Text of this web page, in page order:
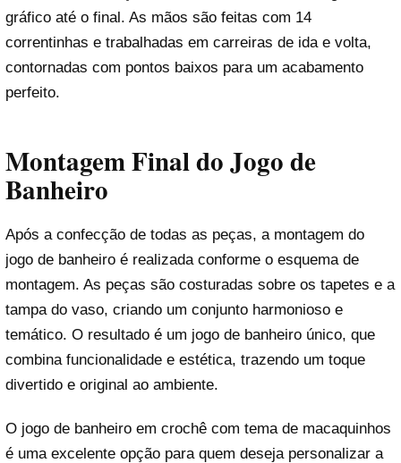
gráfico até o final. As mãos são feitas com 14
correntinhas e trabalhadas em carreiras de ida e volta,
contornadas com pontos baixos para um acabamento
perfeito.
Montagem Final do Jogo de
Banheiro
Após a confecção de todas as peças, a montagem do
jogo de banheiro é realizada conforme o esquema de
montagem. As peças são costuradas sobre os tapetes e a
tampa do vaso, criando um conjunto harmonioso e
temático. O resultado é um jogo de banheiro único, que
combina funcionalidade e estética, trazendo um toque
divertido e original ao ambiente.
O jogo de banheiro em crochê com tema de macaquinhos
é uma excelente opção para quem deseja personalizar a